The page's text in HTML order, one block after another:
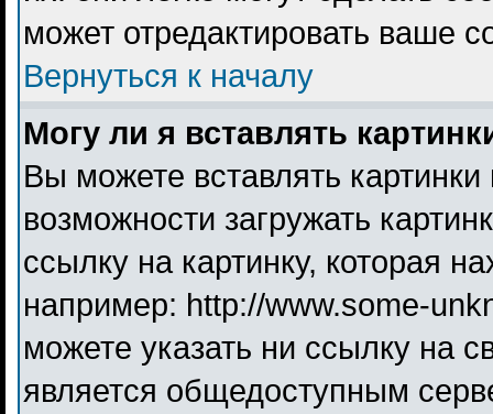
может отредактировать ваше
Вернуться к началу
Могу ли я вставлять
Вы можете вставлять
возможности загружать
ссылку на картинку, которая
например: http://www.some-
можете указать ни ссылку на
является общедоступным